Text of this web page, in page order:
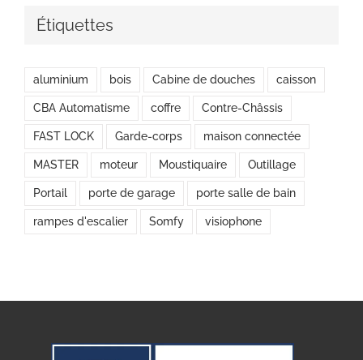
Étiquettes
aluminium bois Cabine de douches caisson
CBA Automatisme coffre Contre-Châssis
FAST LOCK Garde-corps maison connectée
MASTER moteur Moustiquaire Outillage
Portail porte de garage porte salle de bain
rampes d'escalier Somfy visiophone